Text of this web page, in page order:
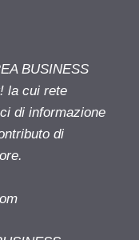
BUSINESS
la cui rete
di informazione
di